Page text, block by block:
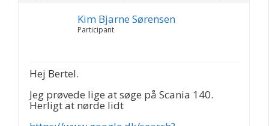
Kim Bjarne Sørensen
Participant
Hej Bertel.
Jeg prøvede lige at søge på Scania 140.
Herligt at nørde lidt